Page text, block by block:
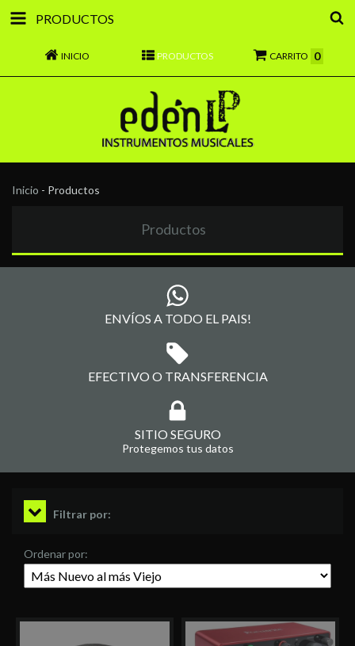
PRODUCTOS
INICIO PRODUCTOS CARRITO 0
Inicio - Productos
Productos
ENVÍOS A TODO EL PAIS!
EFECTIVO O TRANSFERENCIA
SITIO SEGURO
Protegemos tus datos
Filtrar por:
Ordenar por: